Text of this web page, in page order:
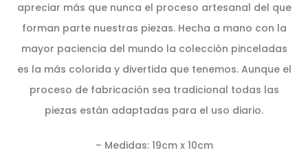
apreciar más que nunca el proceso artesanal del que
forman parte nuestras piezas. Hecha a mano con la
mayor paciencia del mundo la colección pinceladas
es la más colorida y divertida que tenemos. Aunque el
proceso de fabricación sea tradicional todas las
piezas están adaptadas para el uso diario.
– Medidas: 19cm x 10cm